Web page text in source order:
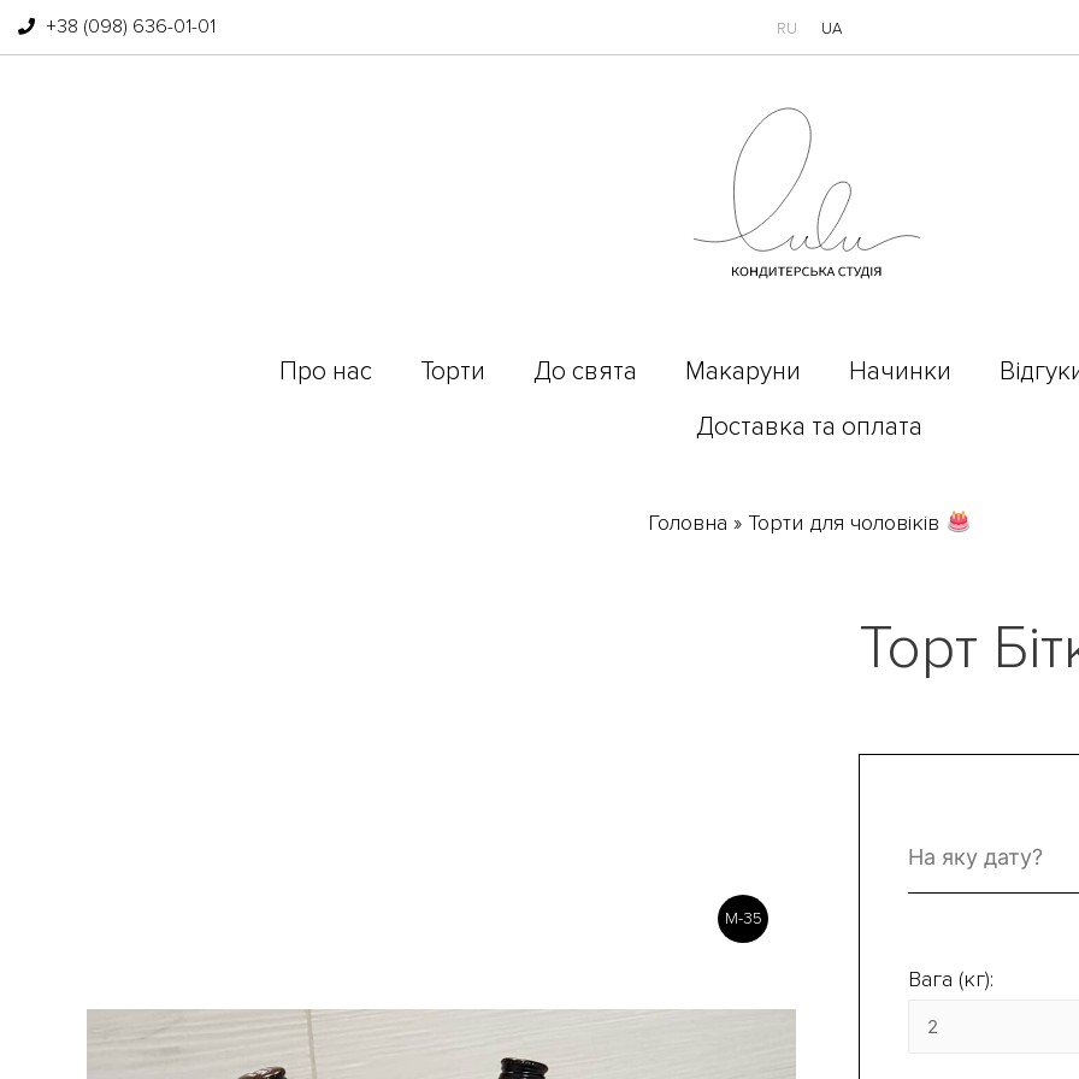
+38 (098) 636-01-01 RU UA
Про нас Торти До свята Макаруни Начинки
Доставка та оплата
Головна » Торти для чоловіків
M-35
Торт
Вага (кг):